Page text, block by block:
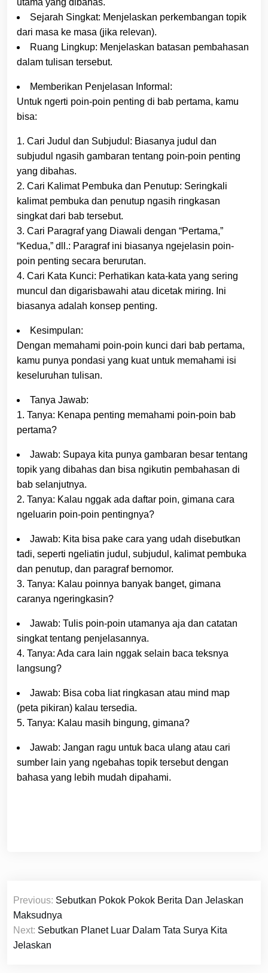
utama yang dibahas.
Sejarah Singkat: Menjelaskan perkembangan topik
dari masa ke masa (jika relevan).
Ruang Lingkup: Menjelaskan batasan pembahasan
dalam tulisan tersebut.
Memberikan Penjelasan Informal:
Untuk ngerti poin-poin penting di bab pertama, kamu
bisa:
1. Cari Judul dan Subjudul: Biasanya judul dan
subjudul ngasih gambaran tentang poin-poin penting
yang dibahas.
2. Cari Kalimat Pembuka dan Penutup: Seringkali
kalimat pembuka dan penutup ngasih ringkasan
singkat dari bab tersebut.
3. Cari Paragraf yang Diawali dengan “Pertama,”
“Kedua,” dll.: Paragraf ini biasanya ngejelasin poin-
poin penting secara berurutan.
4. Cari Kata Kunci: Perhatikan kata-kata yang sering
muncul dan digarisbawahi atau dicetak miring. Ini
biasanya adalah konsep penting.
Kesimpulan:
Dengan memahami poin-poin kunci dari bab pertama,
kamu punya pondasi yang kuat untuk memahami isi
keseluruhan tulisan.
Tanya Jawab:
1. Tanya: Kenapa penting memahami poin-poin bab
pertama?
Jawab: Supaya kita punya gambaran besar tentang
topik yang dibahas dan bisa ngikutin pembahasan di
bab selanjutnya.
2. Tanya: Kalau nggak ada daftar poin, gimana cara
ngeluarin poin-poin pentingnya?
Jawab: Kita bisa pake cara yang udah disebutkan
tadi, seperti ngeliatin judul, subjudul, kalimat pembuka
dan penutup, dan paragraf bernomor.
3. Tanya: Kalau poinnya banyak banget, gimana
caranya ngeringkasin?
Jawab: Tulis poin-poin utamanya aja dan catatan
singkat tentang penjelasannya.
4. Tanya: Ada cara lain nggak selain baca teksnya
langsung?
Jawab: Bisa coba liat ringkasan atau mind map
(peta pikiran) kalau tersedia.
5. Tanya: Kalau masih bingung, gimana?
Jawab: Jangan ragu untuk baca ulang atau cari
sumber lain yang ngebahas topik tersebut dengan
bahasa yang lebih mudah dipahami.
Navigasi
pos
Previous: Sebutkan Pokok Pokok Berita Dan Jelaskan
Maksudnya
Next: Sebutkan Planet Luar Dalam Tata Surya Kita
Jelaskan